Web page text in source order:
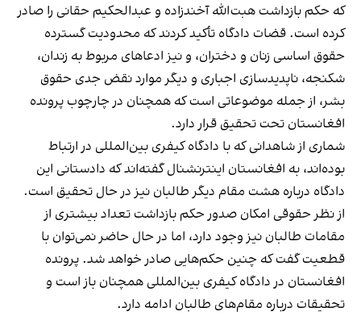
که حکم بازداشت هبت‌الله آخندزاده و عبدالحکیم حقانی را صادر
کرده است. قضات دادگاه تأکید کردند که محدودیت گسترده
حقوق اساسی زنان و دختران، و نیز ادعاهای مربوط به زندان،
شکنجه، ناپدیدسازی اجباری و دیگر موارد نقض جدی حقوق
بشر، از جمله موضوعاتی است که همچنان در چارچوب پرونده
افغانستان تحت تحقیق قرار دارد.
شماری از شاهدانی که با دادگاه کیفری بین‌المللی در ارتباط
بوده‌اند، به افغانستان اینترنشنال گفته‌اند که دادستانی این
دادگاه درباره هشت مقام دیگر طالبان نیز در حال تحقیق است.
از نظر حقوقی امکان صدور حکم بازداشت تعداد بیشتری از
مقامات طالبان نیز وجود دارد، اما در حال حاضر نمی‌توان با
قطعیت گفت که چنین حکم‌هایی صادر خواهد شد. پرونده
افغانستان در دادگاه کیفری بین‌المللی همچنان باز است و
تحقیقات درباره مقام‌های طالبان ادامه دارد.